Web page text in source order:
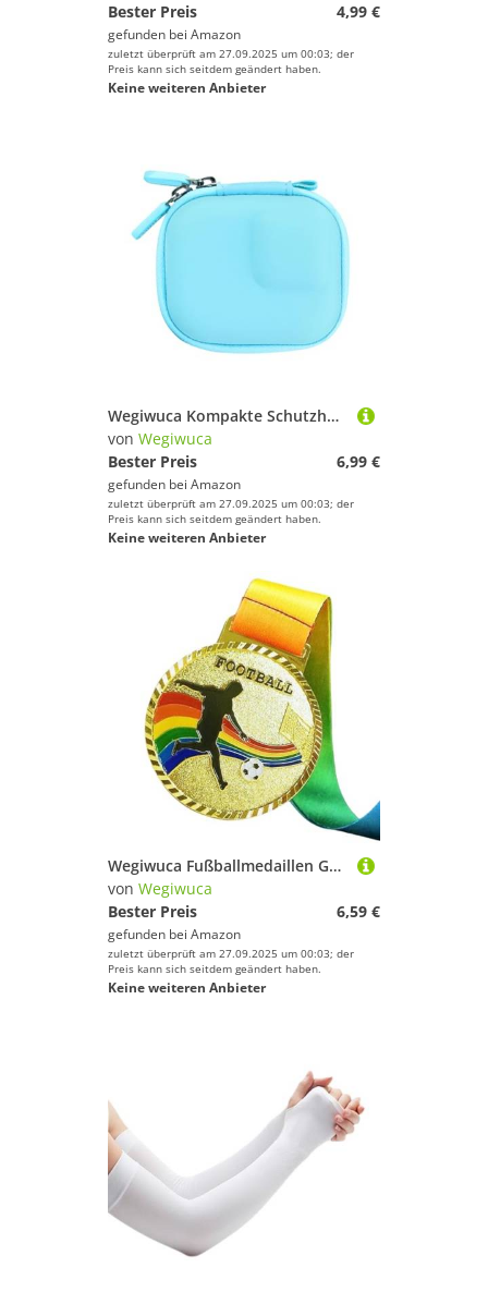
Bester Preis
4,99 €
gefunden bei Amazon
zuletzt überprüft am 27.09.2025 um 00:03; der
Preis kann sich seitdem geändert haben.
Keine weiteren Anbieter
Wegiwuca Kompakte Schutzhülle Für Aktion 5PRO/4/3 Kameraszubehör Deckel Leichter Speicherbeutel Mit Multicolor Option Leichtes Action Kamera Beutel
von Wegiwuca
Bester Preis
6,99 €
gefunden bei Amazon
zuletzt überprüft am 27.09.2025 um 00:03; der
Preis kann sich seitdem geändert haben.
Keine weiteren Anbieter
Wegiwuca Fußballmedaillen Gold/Silber/Bronze Award Medaillen Metal Prizes Awards Für Sportwettbewerbe Fußballspiel Party Supply
von Wegiwuca
Bester Preis
6,59 €
gefunden bei Amazon
zuletzt überprüft am 27.09.2025 um 00:03; der
Preis kann sich seitdem geändert haben.
Keine weiteren Anbieter